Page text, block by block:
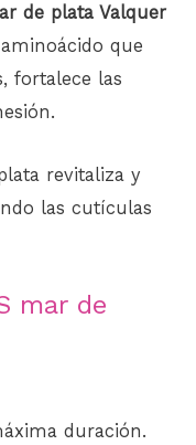
de plata Valquer
que
fortalece las
revitaliza y
las cutículas
mar de
duración.